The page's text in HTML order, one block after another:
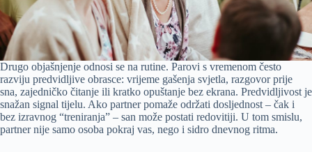
Drugo objašnjenje odnosi se na rutine. Parovi s vremenom često
razviju predvidljive obrasce: vrijeme gašenja svjetla, razgovor prije
sna, zajedničko čitanje ili kratko opuštanje bez ekrana. Predvidljivost je
snažan signal tijelu. Ako partner pomaže održati dosljednost – čak i
bez izravnog “treniranja” – san može postati redovitiji. U tom smislu,
partner nije samo osoba pokraj vas, nego i sidro dnevnog ritma.